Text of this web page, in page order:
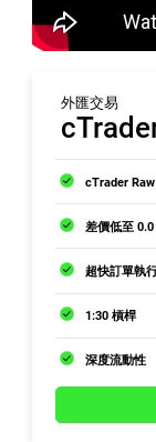
外匯交易
cTrader
差價低至
超快訂單執
1:30 槓桿
深度流動性